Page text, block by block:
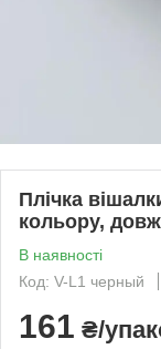
Плічка
кольору,
В наявності
Код: V-L1 черный
161 ₴/